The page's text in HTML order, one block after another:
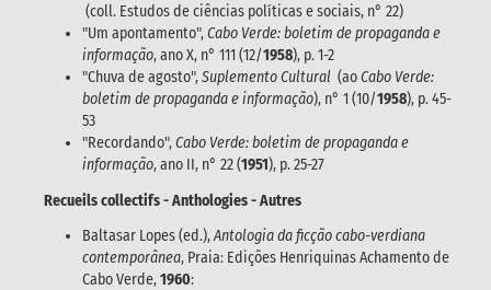
(coll. Estudos de ciências políticas e sociais, n° 22)
"Um apontamento",Cabo Verde: boletim de propaganda e
informação, ano X, n° 111 (12/1958), p. 1-2
"Chuva de agosto",Suplemento Cultural (aoCabo Verde:
boletim de propaganda e informação), n° 1 (10/1958), p. 45-
53
"Recordando",Cabo Verde: boletim de propaganda e
informação, ano II, n° 22 (1951), p. 25-27
Recueils collectifs - Anthologies - Autres
Baltasar Lopes (ed.),Antologia da ficção cabo-verdiana
contemporânea, Praia: Edições Henriquinas Achamento de
Cabo Verde,1960: